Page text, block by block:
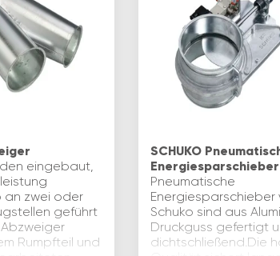
eingebaut,
an zwei oder
geführt
Rumpfteil und
SCHUKO
Energiesparschieber
Pneumatische
Energiesparschieber
Schuko sind aus
Druckguss gefertigt
dichtschließend.Die